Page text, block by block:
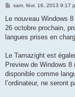
M
s
a
g
sam. févr. 16, 2013 9:17
Le nouveau Windows
26 octobre prochain,
langues prises en
Le Tamazight est
Preview de Windows
disponible comme
l’ordinateur, ne seront